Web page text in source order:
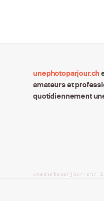
unephotoparjour.ch
amateurs et
quotidiennement
unephotoparjour.ch/